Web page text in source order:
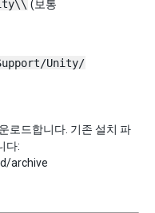
(보통
Unity/
로드합니다. 기존 설치 파
다:
archive